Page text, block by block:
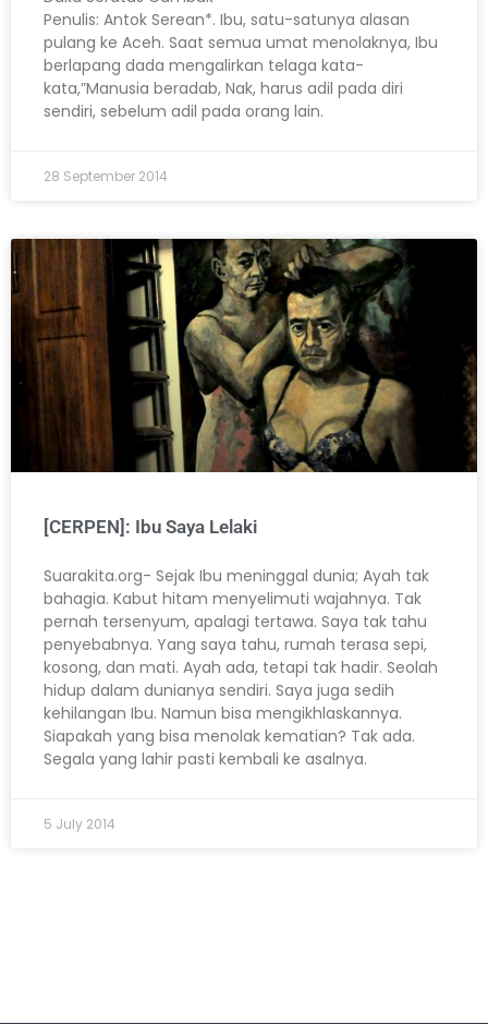
Penulis: Antok Serean*. Ibu, satu-satunya alasan
pulang ke Aceh. Saat semua umat menolaknya, Ibu
berlapang dada mengalirkan telaga kata-
kata,”Manusia beradab, Nak, harus adil pada diri
sendiri, sebelum adil pada orang lain.
28 September 2014
[CERPEN]: Ibu Saya Lelaki
Suarakita.org- Sejak Ibu meninggal dunia; Ayah tak
bahagia. Kabut hitam menyelimuti wajahnya. Tak
pernah tersenyum, apalagi tertawa. Saya tak tahu
penyebabnya. Yang saya tahu, rumah terasa sepi,
kosong, dan mati. Ayah ada, tetapi tak hadir. Seolah
hidup dalam dunianya sendiri. Saya juga sedih
kehilangan Ibu. Namun bisa mengikhlaskannya.
Siapakah yang bisa menolak kematian? Tak ada.
Segala yang lahir pasti kembali ke asalnya.
5 July 2014